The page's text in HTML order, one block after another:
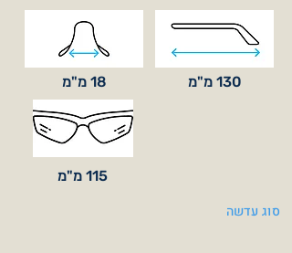
18 מ"מ 130 מ"מ
115 מ"מ
סוג עדשה